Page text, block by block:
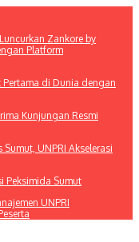
Zankore by
Platform
Pertama di Dunia dengan
Kunjungan Resmi
UNPRI Akselerasi
Peksimida Sumut
UNPRI